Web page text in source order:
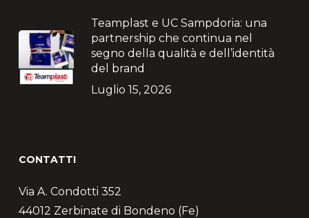
Teamplast e UC Sampdoria: una
partnership che continua nel
segno della qualità e dell’identità
del brand
Luglio 15, 2026
CONTATTI
Via A. Condotti 352
44012 Zerbinate di Bondeno (Fe)